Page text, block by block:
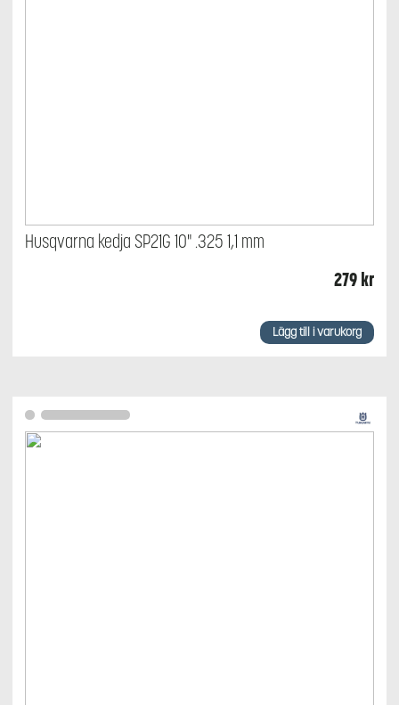
Husqvarna kedja SP21G 10" .325 1,1 mm
279kr
Lägg till i varukorg